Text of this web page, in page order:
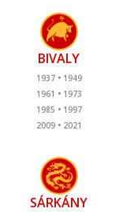
BIVALY
1937
1949
1961
1973
1985
1997
2009
2021
SÁRKÁNY